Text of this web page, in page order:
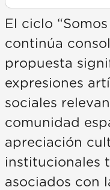
El ciclo
continúa
propuesta
expresiones
sociales
comunidad
apreciación
institucionales
asociados con